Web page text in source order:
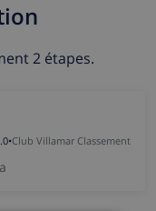
2 étapes.
•Club Villamar Classement